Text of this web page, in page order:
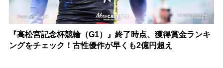
『高松宮記念杯競輪（G1）』終了時点、獲得賞金ランキ
ングをチェック！古性優作が早くも2億円超え